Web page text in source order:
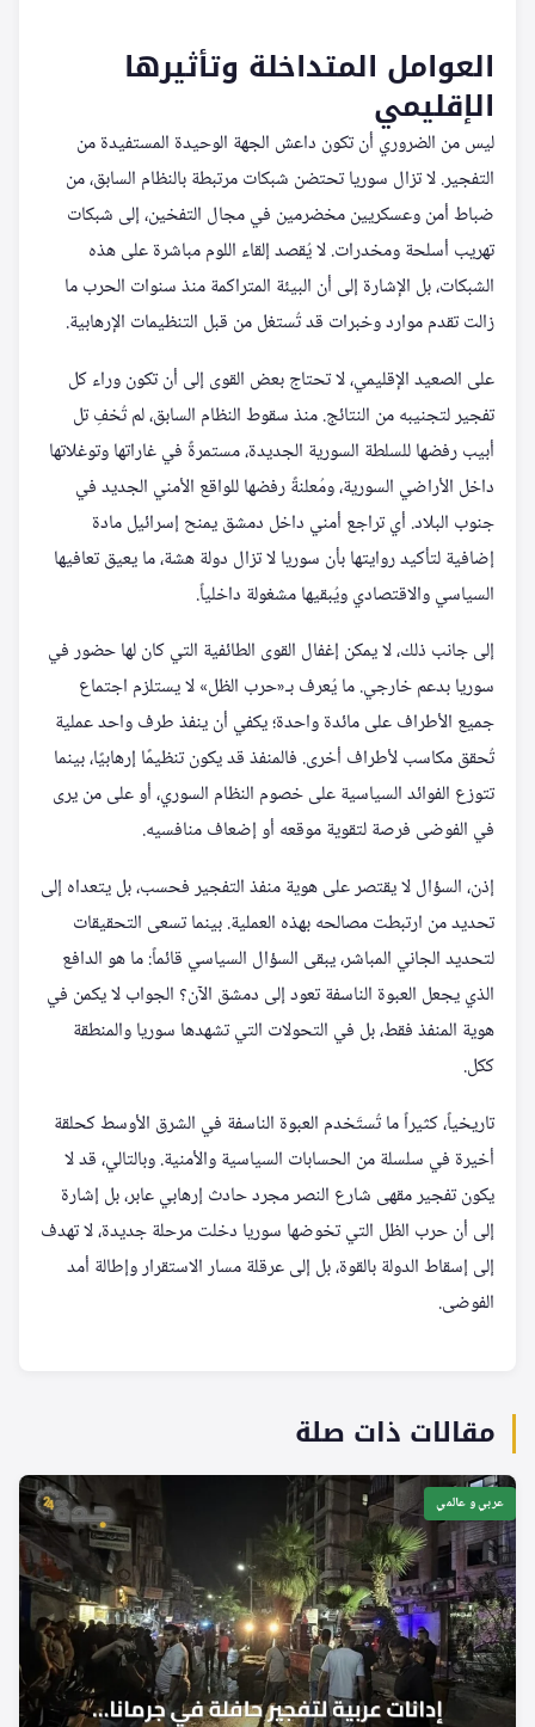
العوامل المتداخلة وتأثيرها
الإقليمي
ليس من الضروري أن تكون داعش الجهة الوحيدة المستفيدة من
التفجير. لا تزال سوريا تحتضن شبكات مرتبطة بالنظام السابق، من
ضباط أمن وعسكريين مخضرمين في مجال التفخين، إلى شبكات
تهريب أسلحة ومخدرات. لا يُقصد إلقاء اللوم مباشرة على هذه
الشبكات، بل الإشارة إلى أن البيئة المتراكمة منذ سنوات الحرب ما
زالت تقدم موارد وخبرات قد تُستغل من قبل التنظيمات الإرهابية.
على الصعيد الإقليمي، لا تحتاج بعض القوى إلى أن تكون وراء كل
تفجير لتجنيبه من النتائج. منذ سقوط النظام السابق، لم تُخفِ تل
أبيب رفضها للسلطة السورية الجديدة، مستمرةً في غاراتها وتوغلاتها
داخل الأراضي السورية، ومُعلنةً رفضها للواقع الأمني الجديد في
جنوب البلاد. أي تراجع أمني داخل دمشق يمنح إسرائيل مادة
إضافية لتأكيد روايتها بأن سوريا لا تزال دولة هشة، ما يعيق تعافيها
السياسي والاقتصادي ويُبقيها مشغولة داخلياً.
إلى جانب ذلك، لا يمكن إغفال القوى الطائفية التي كان لها حضور في
سوريا بدعم خارجي. ما يُعرف بـ«حرب الظل» لا يستلزم اجتماع
جميع الأطراف على مائدة واحدة؛ يكفي أن ينفذ طرف واحد عملية
تُحقق مكاسب لأطراف أخرى. فالمنفذ قد يكون تنظيمًا إرهابيًا، بينما
تتوزع الفوائد السياسية على خصوم النظام السوري، أو على من يرى
في الفوضى فرصة لتقوية موقعه أو إضعاف منافسيه.
إذن، السؤال لا يقتصر على هوية منفذ التفجير فحسب، بل يتعداه إلى
تحديد من ارتبطت مصالحه بهذه العملية. بينما تسعى التحقيقات
لتحديد الجاني المباشر، يبقى السؤال السياسي قائماً: ما هو الدافع
الذي يجعل العبوة الناسفة تعود إلى دمشق الآن؟ الجواب لا يكمن في
هوية المنفذ فقط، بل في التحولات التي تشهدها سوريا والمنطقة
ككل.
تاريخياً، كثيراً ما تُستَخدم العبوة الناسفة في الشرق الأوسط كحلقة
أخيرة في سلسلة من الحسابات السياسية والأمنية. وبالتالي، قد لا
يكون تفجير مقهى شارع النصر مجرد حادث إرهابي عابر، بل إشارة
إلى أن حرب الظل التي تخوضها سوريا دخلت مرحلة جديدة، لا تهدف
إلى إسقاط الدولة بالقوة، بل إلى عرقلة مسار الاستقرار وإطالة أمد
الفوضى.
مقالات ذات صلة
عربي و عالمي